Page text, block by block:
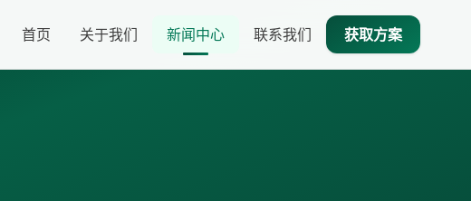
首页 关于我们 新闻中心 联系我们 获取方案